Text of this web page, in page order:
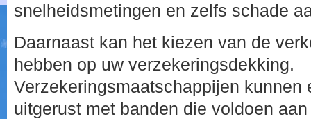
snelheidsmetingen en zelfs schade
Daarnaast kan het kiezen van de
hebben op uw verzekeringsdekking.
Verzekeringsmaatschappijen kunnen
uitgerust met banden die voldoen